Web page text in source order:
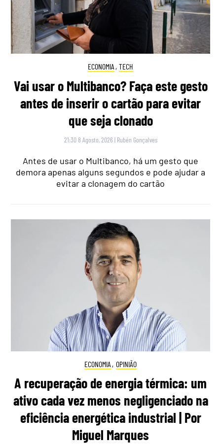
ECONOMIA , TECH
Vai usar o Multibanco? Faça este gesto
antes de inserir o cartão para evitar
que seja clonado
21:30 8 Agosto, 2026 | Rubén Gonçalves
Antes de usar o Multibanco, há um gesto que
demora apenas alguns segundos e pode ajudar a
evitar a clonagem do cartão
ECONOMIA , OPINIÃO
A recuperação de energia térmica: um
ativo cada vez menos negligenciado na
eficiência energética industrial | Por
Miguel Marques